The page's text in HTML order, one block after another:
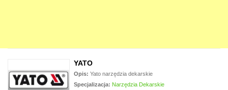
YATO
Opis: Yato narzędzia dekarskie
Specjalizacja: Narzędzia Dekarskie